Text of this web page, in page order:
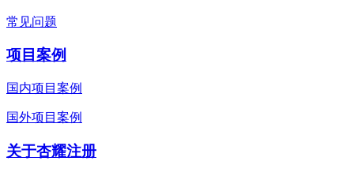
常见问题
项目案例
国内项目案例
国外项目案例
关于杏耀注册